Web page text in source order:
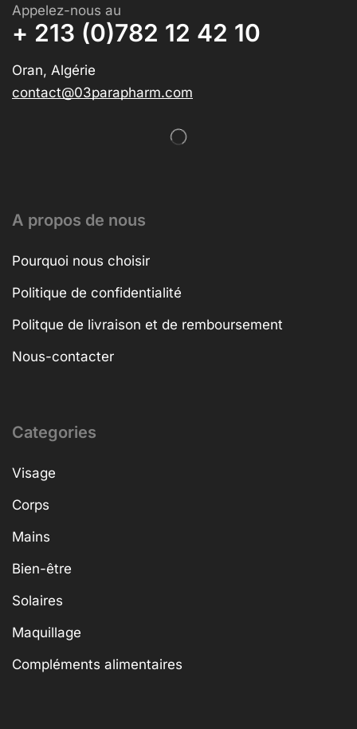
Appelez-nous au
+ 213 (0)782 12 42 10
Oran, Algérie
contact@03parapharm.com
A propos de nous
Pourquoi nous choisir
Politique de confidentialité
Politque de livraison et de remboursement
Nous-contacter
Categories
Visage
Corps
Mains
Bien-être
Solaires
Maquillage
Compléments alimentaires